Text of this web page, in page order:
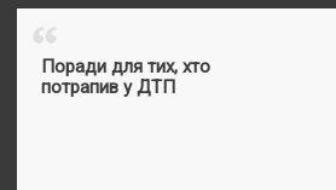
“Поради для тих, хто
потрапив у ДТП